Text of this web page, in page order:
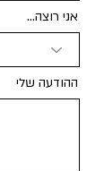
אני רוצה...
ההודעה שלי